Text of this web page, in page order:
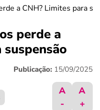
a CNH? Limites para
perde a
Publicação: 15/09/2025
A
-
A
+